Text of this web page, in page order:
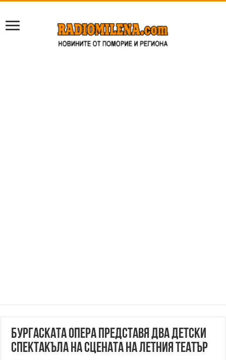
Бургаската опера представя два детски
спектакъла на сцената на Летния театър